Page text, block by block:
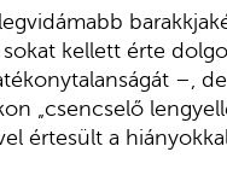
kellett érte
–,
„csencselő
értesült a